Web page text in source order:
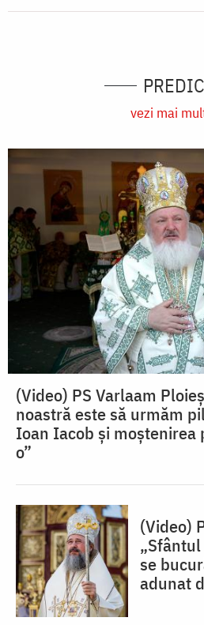
vezi mai
(Video) PS Varlaam
noastră este să urmăm
Ioan Iacob și moștenirea
o”
(Video)
se
adunat